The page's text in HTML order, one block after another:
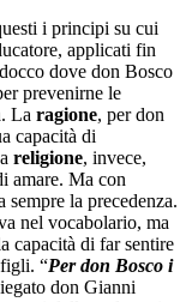
i principi su cui
applicati fin
dove don Bosco
prevenirne le
La ragione, per don
capacità di
religione, invece,
amare. Ma con
la precedenza.
nel vocabolario, ma
capacità di far sentire
“Per don Bosco i
don Gianni